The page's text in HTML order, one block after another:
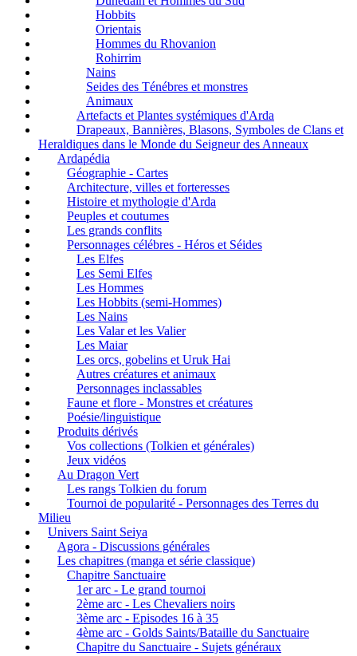
Hobbits
Orientais
Hommes du Rhovanion
Rohirrim
Nains
Seides des Ténébres et monstres
Animaux
Artefacts et Plantes systémiques d'Arda
Drapeaux, Bannières, Blasons, Symboles de Clans et
Heraldiques dans le Monde du Seigneur des Anneaux
Ardapédia
Géographie - Cartes
Architecture, villes et forteresses
Histoire et mythologie d'Arda
Peuples et coutumes
Les grands conflits
Personnages célébres - Héros et Séides
Les Elfes
Les Semi Elfes
Les Hommes
Les Hobbits (semi-Hommes)
Les Nains
Les Valar et les Valier
Les Maiar
Les orcs, gobelins et Uruk Hai
Autres créatures et animaux
Personnages inclassables
Faune et flore - Monstres et créatures
Poésie/linguistique
Produits dérivés
Vos collections (Tolkien et générales)
Jeux vidéos
Au Dragon Vert
Les rangs Tolkien du forum
Tournoi de popularité - Personnages des Terres du
Milieu
Univers Saint Seiya
Agora - Discussions générales
Les chapitres (manga et série classique)
Chapitre Sanctuaire
1er arc - Le grand tournoi
2ème arc - Les Chevaliers noirs
3ème arc - Episodes 16 à 35
4ème arc - Golds Saints/Bataille du Sanctuaire
Chapitre du Sanctuaire - Sujets généraux